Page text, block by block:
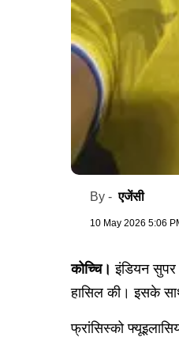
By -एजेंसी
10 May 2026 5:06
कोच्चि।इंडियन
हासिल की। ​​इसके
फ्रांसिस्को